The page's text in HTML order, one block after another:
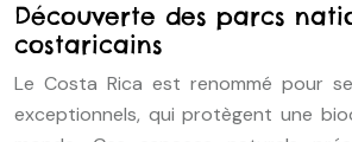
Découverte des parcs
costaricains
Le Costa Rica est renommé pour
exceptionnels, qui protègent une